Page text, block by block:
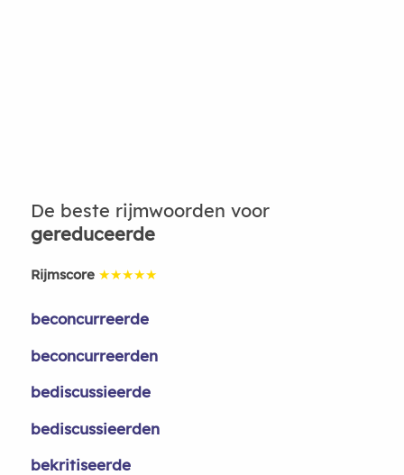
De beste rijmwoorden voor
gereduceerde
Rijmscore ★★★★★
beconcurreerde
beconcurreerden
bediscussieerde
bediscussieerden
bekritiseerde